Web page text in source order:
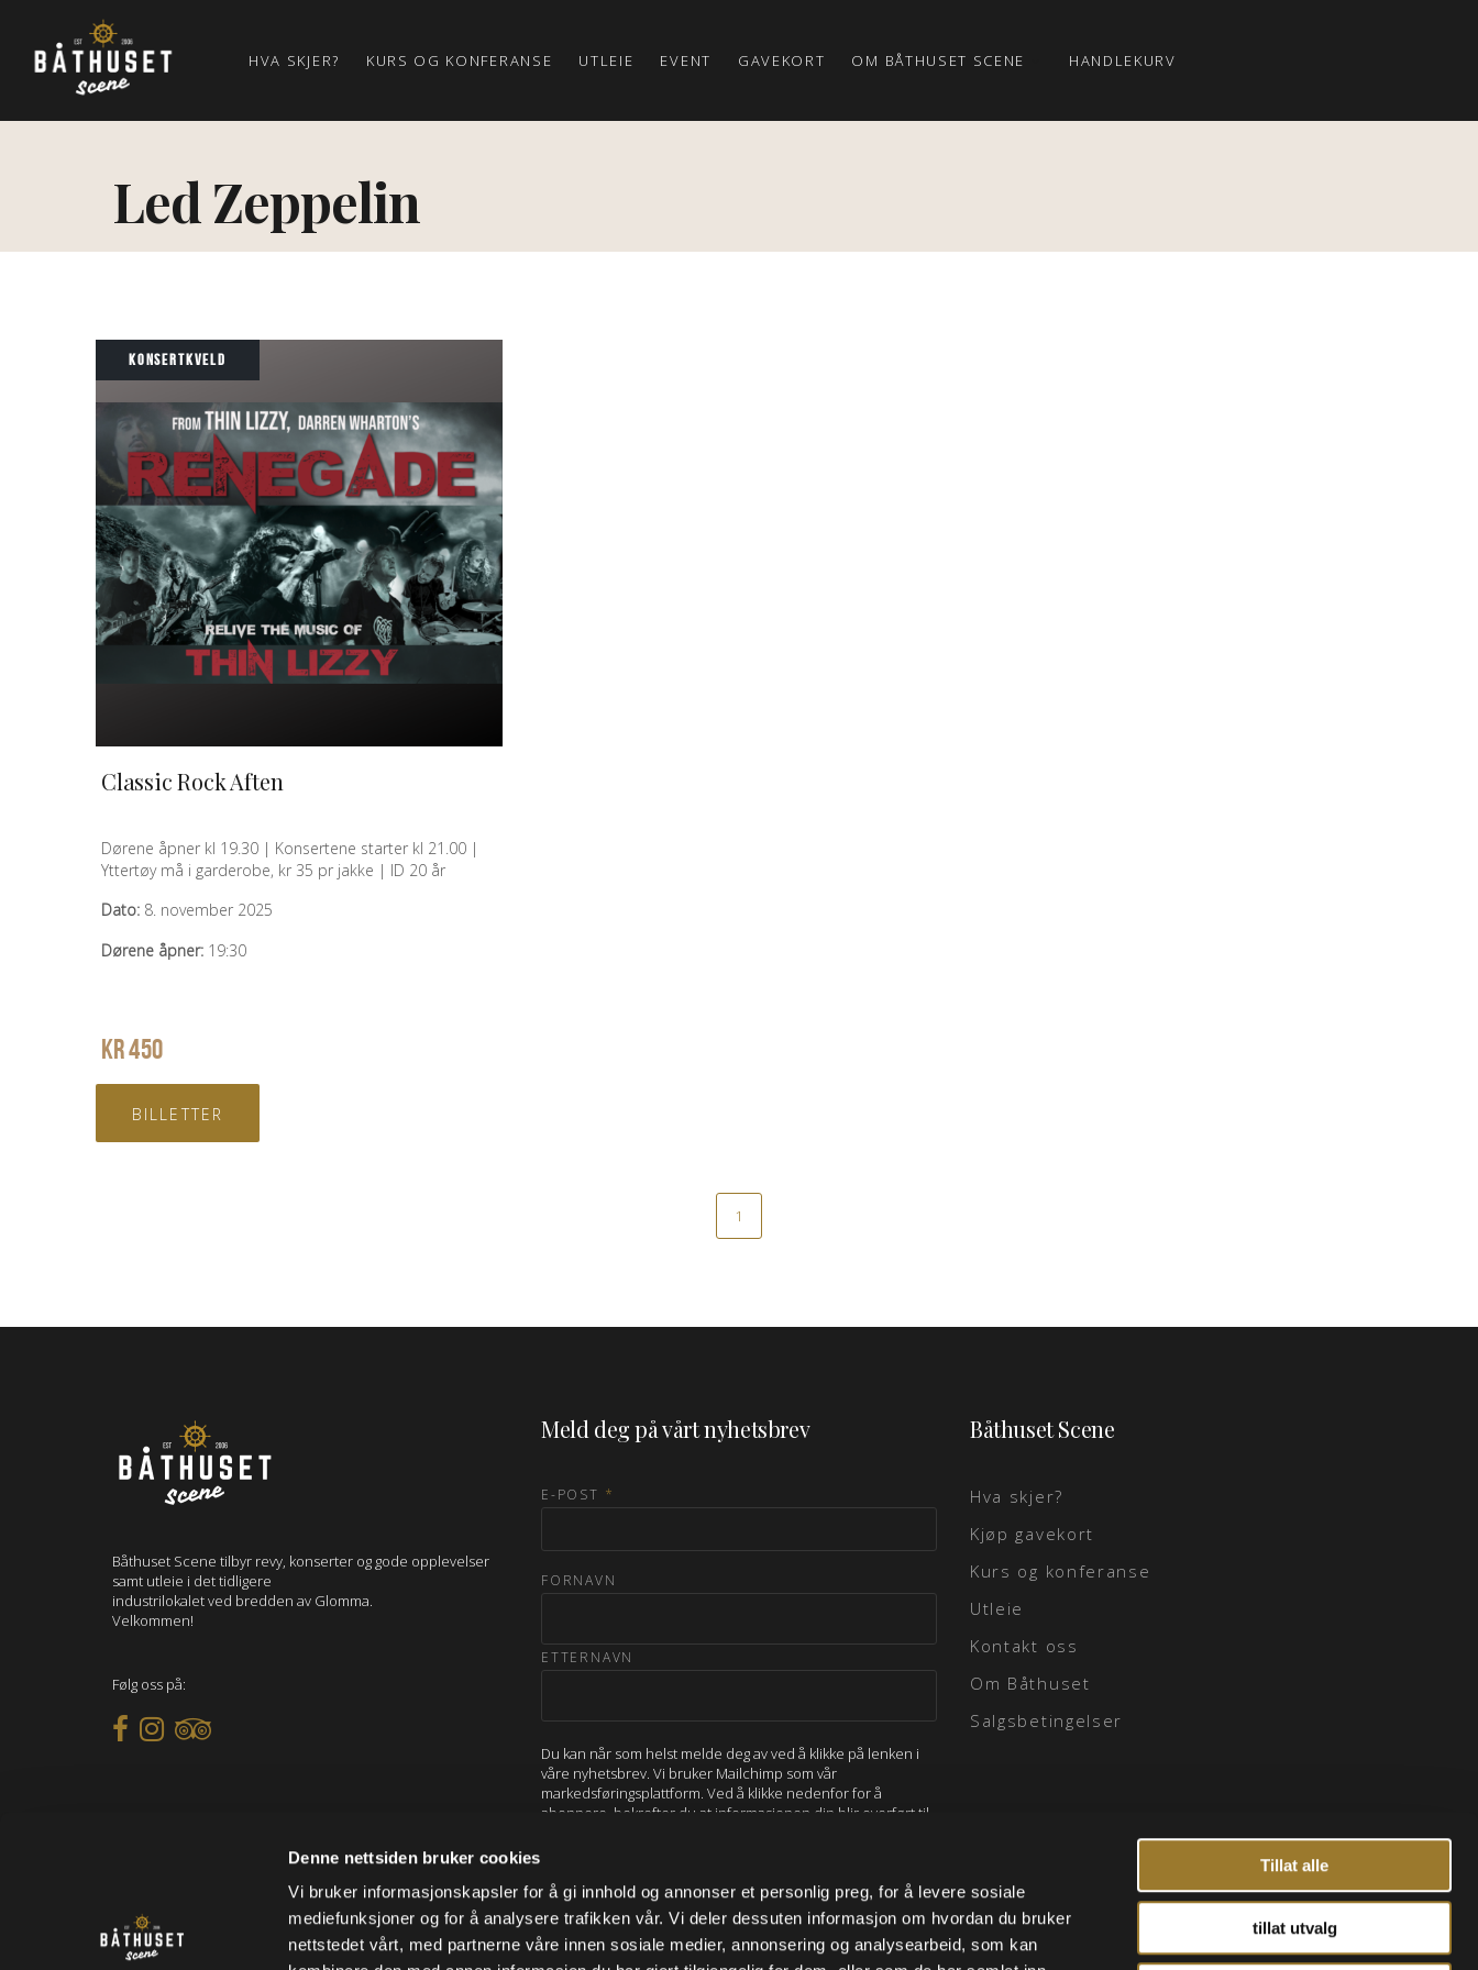
Denne nettsiden bruker cookies
Vi bruker informasjonskapsler for å gi innhold og annonser et personlig preg, for å levere sosiale
mediefunksjoner og for å analysere trafikken vår. Vi deler dessuten informasjon om hvordan du bruker
nettstedet vårt, med partnerne våre innen sosiale medier, annonsering og analysearbeid, som kan
Tillat alle
tillat utvalg
HVA SKJER? KURS OG KONFERANSE UTLEIE EVENT GAVEKORT OM BÅTHUSET SCENE HANDLEKURV
Led Zeppelin
KONSERTKVELD
QUICK VIEW
Classic Rock Aften
Dørene åpner kl 19.30 | Konsertene starter kl 21.00 |
Yttertøy må i garderobe, kr 35 pr jakke | ID 20 år
Dato: 8. november 2025
Dørene åpner: 19:30
KR450
BILLETTER
1
Båthuset Scene tilbyr revy, konserter og gode opplevelser
samt utleie i det tidligere
industrilokalet ved bredden av Glomma.
Velkommen!
Følg oss på:
Meld deg på vårt nyhetsbrev
E-POST *
FORNAVN
ETTERNAVN
Du kan når som helst melde deg av ved å klikke på lenken i
våre nyhetsbrev. Vi bruker Mailchimp som vår
markedsføringsplattform. Ved å klikke nedenfor for å
abonnere, bekrefter du at informasjonen din blir overført til
Båthuset Scene
Hva skjer?
Kjøp gavekort
Kurs og konferanse
Utleie
Kontakt oss
Om Båthuset
Salgsbetingelser